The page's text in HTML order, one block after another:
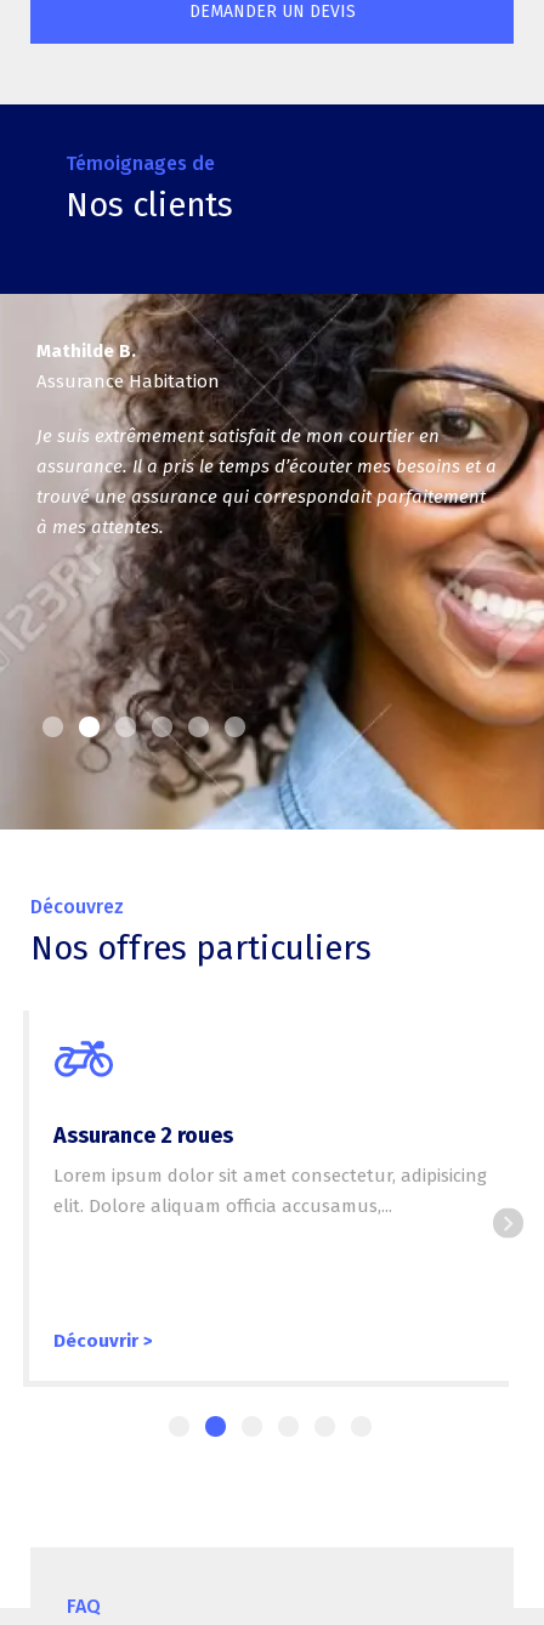
DEMANDER UN DEVIS
Témoignages de
Nos clients
Mathilde B.
Assurance Habitation
Je suis extrêmement satisfait de mon courtier en
assurance. Il a pris le temps d’écouter mes besoins et a
trouvé une assurance qui correspondait parfaitement
à mes attentes.
Découvrez
Nos offres particuliers
Assurance 2 roues
Lorem ipsum dolor sit amet consectetur, adipisicing
elit. Dolore aliquam officia accusamus,...
Découvrir >
FAQ